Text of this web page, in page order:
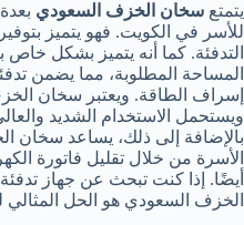
يتمتع سخان الخزف السعودي
للأسر في الكويت. فهو يتميز
التدفئة. كما أنه يتميز بشكل خاص
المساحة المطلوبة، مما يضمن
إسراف الطاقة. ويعتبر سخان
ويستحمل الاستخدام الشديد
بالإضافة إلى ذلك، يساعد سخان
الأسرة من خلال تقليل فاتورة
أيضًا. إذا كنت تبحث عن جهاز
الخزف السعودي هو الحل